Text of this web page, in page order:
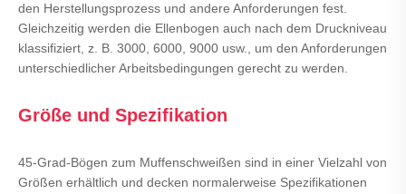
den Herstellungsprozess und andere Anforderungen fest.
Gleichzeitig werden die Ellenbogen auch nach dem Druckniveau
klassifiziert, z. B. 3000, 6000, 9000 usw., um den Anforderungen
unterschiedlicher Arbeitsbedingungen gerecht zu werden.
Größe und Spezifikation
45-Grad-Bögen zum Muffenschweißen sind in einer Vielzahl von
Größen erhältlich und decken normalerweise Spezifikationen